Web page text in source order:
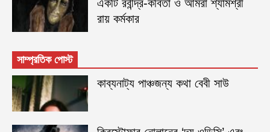
একটি রবীন্দ্র-কবিতা ও আমরা শ্যামশ্রী
রায় কর্মকার
সাম্প্রতিক পোস্ট
কাব্যনাট্য পাঞ্চজন্য কথা বেবী সাউ